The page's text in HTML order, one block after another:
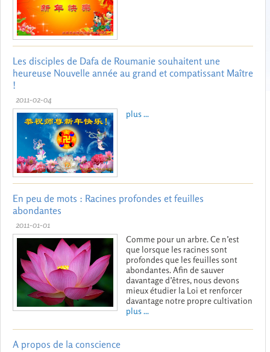
Les disciples de Dafa de Roumanie souhaitent une
heureuse Nouvelle année au grand et compatissant Maître
!
2011-02-04
plus ...
En peu de mots : Racines profondes et feuilles
abondantes
2011-01-01
Comme pour un arbre. Ce n’est
que lorsque les racines sont
profondes que les feuilles sont
abondantes. Afin de sauver
davantage d’êtres, nous devons
mieux étudier la Loi et renforcer
davantage notre propre cultivation
plus ...
A propos de la conscience